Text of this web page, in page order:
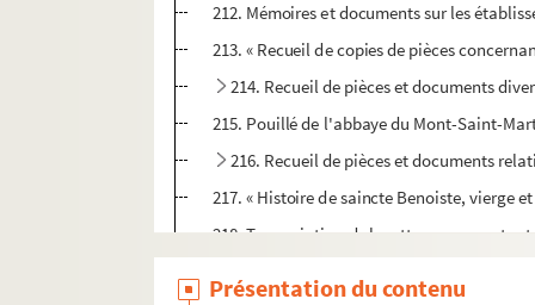
212. Mémoires et documents sur les
213. « Recueil de copies de pièces
214. Recueil de pièces et documents
215. Pouillé de l'abbaye du Mont-Saint-
216. Recueil de pièces et documents
217. « Histoire de saincte Benoiste, vierge
218. Transcription de layettes se
Présentation du contenu